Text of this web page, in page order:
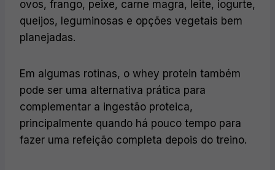
ovos, frango, peixe, carne magra, leite, iogurte,
queijos, leguminosas e opções vegetais bem
planejadas.
Em algumas rotinas, o whey protein também
pode ser uma alternativa prática para
complementar a ingestão proteica,
principalmente quando há pouco tempo para
fazer uma refeição completa depois do treino.